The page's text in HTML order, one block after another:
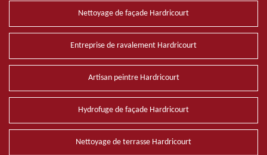
Nettoyage de façade Hardricourt
Entreprise de ravalement Hardricourt
Artisan peintre Hardricourt
Hydrofuge de façade Hardricourt
Nettoyage de terrasse Hardricourt